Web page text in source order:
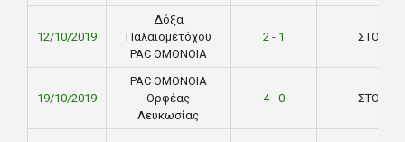
12/10/2019
Δόξα
Παλαιομετόχου
PAC ΟΜΟΝΟΙΑ
2 - 1 ΣΤΟΚ
19/10/2019
PAC ΟΜΟΝΟΙΑ
Ορφέας
Λευκωσίας
4 - 0 ΣΤΟΚ